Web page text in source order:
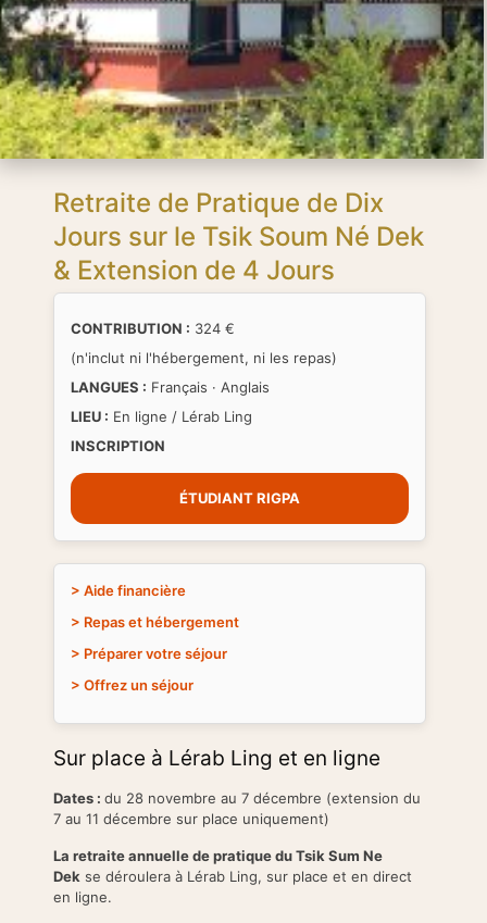
Retraite de Pratique de Dix
Jours sur le Tsik Soum Né Dek
& Extension de 4 Jours
Sur place à Lérab Ling et en ligne
Dates : du 28 novembre au 7 décembre (extension du
7 au 11 décembre sur place uniquement)
La retraite annuelle de pratique du Tsik Sum Ne
Dek se déroulera à Lérab Ling, sur place et en direct
en ligne.
CONTRIBUTION : 324 €
(n'inclut ni l'hébergement, ni les repas)
LANGUES : Français · Anglais
LIEU : En ligne / Lérab Ling
INSCRIPTION
ÉTUDIANT RIGPA
> Aide financière
> Repas et hébergement
> Préparer votre séjour
> Offrez un séjour